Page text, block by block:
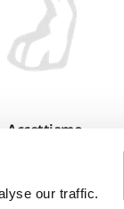
our traffic.
Accettiamo